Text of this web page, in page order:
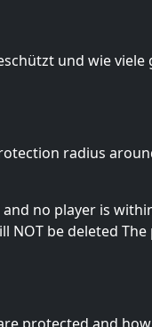
und wie
radius
no player is
be deleted